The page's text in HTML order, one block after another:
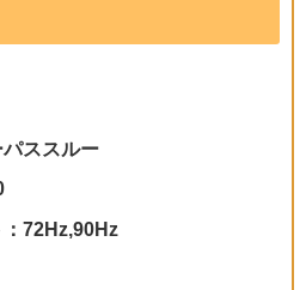
ススルー
72Hz,90Hz